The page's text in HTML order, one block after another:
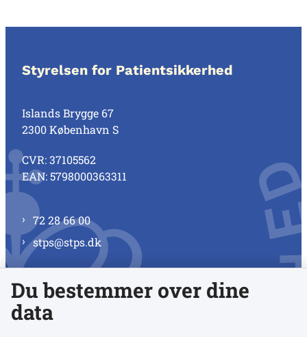
Styrelsen for Patientsikkerhed
Islands Brygge 67
2300 København S
CVR: 37105562
EAN: 5798000363311
72 28 66 00
stps@stps.dk
Se alle kontaktnumre
Du bestemmer over dine
data